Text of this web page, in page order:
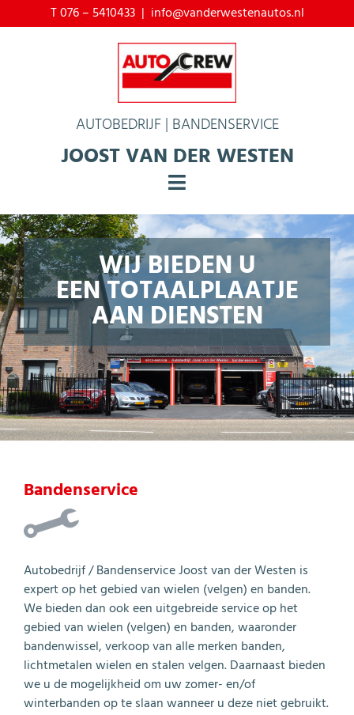
naar
T 076 – 5410433 | info@vanderwestenautos.nl
AUTOBEDRIJF | BANDENSERVICE
JOOST VAN DER WESTEN
Toggle
Navigation
Home
Over ons
Service & onderhoud
Occasions
Autocrew
Contact
Disclaimer
WIJ BIEDEN U
EEN TOTAALPLAATJE
AAN DIENSTEN
Bandenservice
Autobedrijf / Bandenservice Joost van der Westen is
expert op het gebied van wielen (velgen) en banden.
We bieden dan ook een uitgebreide service op het
gebied van wielen (velgen) en banden, waaronder
bandenwissel, verkoop van alle merken banden,
lichtmetalen wielen en stalen velgen. Daarnaast bieden
we u de mogelijkheid om uw zomer- en/of
winterbanden op te slaan wanneer u deze niet gebruikt.